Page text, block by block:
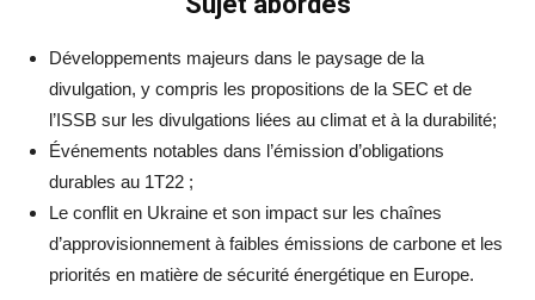
Développements majeurs dans le paysage de la
divulgation, y compris les propositions de la SEC et de
l’ISSB sur les divulgations liées au climat et à la durabilité;
Événements notables dans l’émission d’obligations
durables au 1T22 ;
Le conflit en Ukraine et son impact sur les chaînes
d’approvisionnement à faibles émissions de carbone et les
priorités en matière de sécurité énergétique en Europe.